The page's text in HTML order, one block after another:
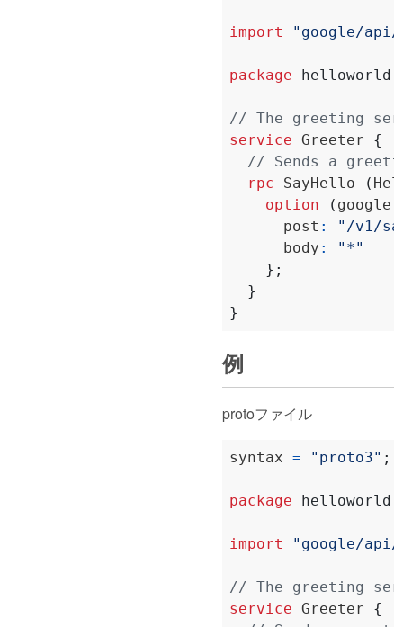
import "google/
package helloworld
service Greeter {
rpc SayHello (
option
(
      post
:
"/v1/
      body
:
"*"
};
}
}
例
protoファイル
syntax = "proto3" ;
package helloworld
import "google/
service Greeter {